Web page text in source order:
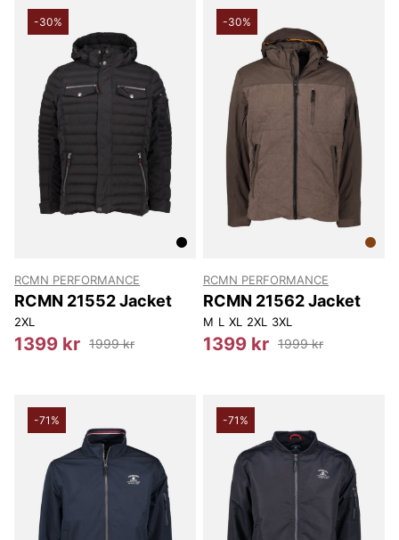
-30%
RCMN PERFORMANCE
RCMN 21552 Jacket
2XL
1399 kr 1999 kr
-30%
RCMN PERFORMANCE
RCMN 21562 Jacket
M L XL 2XL 3XL
1399 kr 1999 kr
-71% -71%